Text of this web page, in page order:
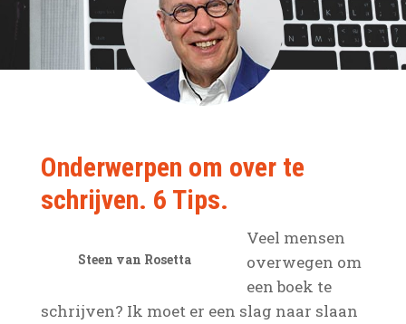
Onderwerpen om over te
schrijven. 6 Tips.
Steen van Rosetta
Veel mensen
overwegen om
een boek te
schrijven? Ik moet er een slag naar slaan